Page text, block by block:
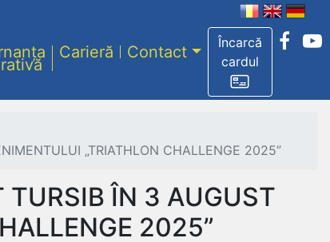
Încarcă
cardul
Carieră Contact
„TRIATHLON CHALLENGE 2025”
TURSIB ÎN 3 AUGUST
2025”